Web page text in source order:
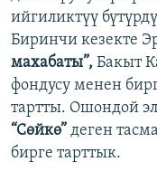
ийгиликтүү
Биринчи кезекте
махабаты”, Бакыт
фондусу менен
тартты. Ошондой
“Сөйкө” деген
бирге тарттык.